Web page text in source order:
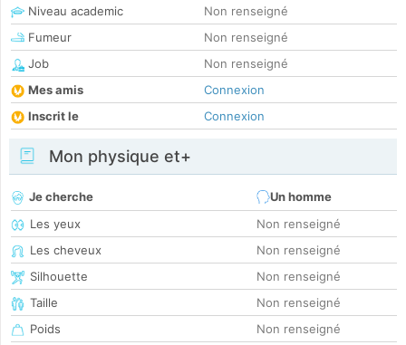
Niveau academic
Non renseigné
Fumeur
Non renseigné
Job
Non renseigné
Mes amis
Connexion
Inscrit le
Connexion
Mon physique et+
Je cherche
Un homme
Les yeux
Non renseigné
Les cheveux
Non renseigné
Silhouette
Non renseigné
Taille
Non renseigné
Poids
Non renseigné